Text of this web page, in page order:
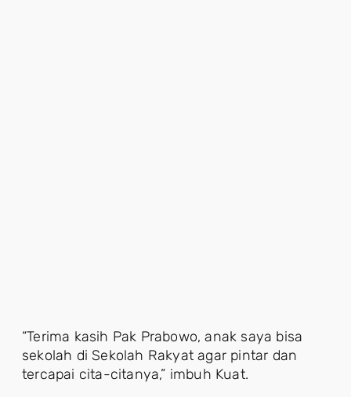
“Terima kasih Pak Prabowo, anak saya bisa
sekolah di Sekolah Rakyat agar pintar dan
tercapai cita-citanya,” imbuh Kuat.